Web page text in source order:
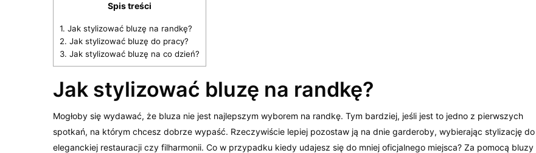
Spis treści
1. Jak stylizować bluzę na randkę?
2. Jak stylizować bluzę do pracy?
3. Jak stylizować bluzę na co dzień?
Jak stylizować bluzę na randkę?
Mogłoby się wydawać, że bluza nie jest najlepszym wyborem na randkę. Tym bardziej, jeśli jest to jedno z pierwszych
spotkań, na którym chcesz dobrze wypaść. Rzeczywiście lepiej pozostaw ją na dnie garderoby, wybierając stylizację do
eleganckiej restauracji czy filharmonii. Co w przypadku kiedy udajesz się do mniej oficjalnego miejsca? Za pomocą bluzy